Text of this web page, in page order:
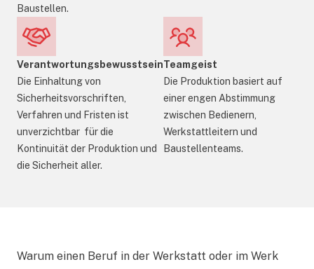
Baustellen.
Verantwortungsbewusstsein
Die Einhaltung von
Sicherheitsvorschriften,
Verfahren und Fristen ist
unverzichtbar für die
Kontinuität der Produktion und
die Sicherheit aller.
Teamgeist
Die Produktion basiert auf
einer engen Abstimmung
zwischen Bedienern,
Werkstattleitern und
Baustellenteams.
Warum einen Beruf in der Werkstatt oder im Werk